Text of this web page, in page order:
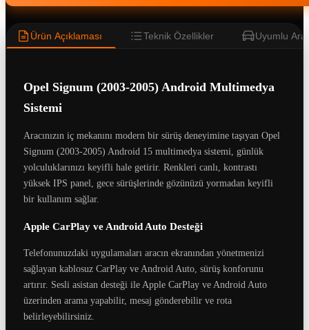
Ürün Açıklaması Teknik Özellikler Uyumlu
Opel Signum (2003-2005) Android Multimedya
Sistemi
Aracınızın iç mekanını modern bir sürüş deneyimine taşıyan Opel
Signum (2003-2005) Android 15 multimedya sistemi, günlük
yolculuklarınızı keyifli hale getirir. Renkleri canlı, kontrastı
yüksek IPS panel, gece sürüşlerinde gözünüzü yormadan keyifli
bir kullanım sağlar.
Apple CarPlay ve Android Auto Desteği
Telefonunuzdaki uygulamaları aracın ekranından yönetmenizi
sağlayan kablosuz CarPlay ve Android Auto, sürüş konforunu
artırır. Sesli asistan desteği ile Apple CarPlay ve Android Auto
üzerinden arama yapabilir, mesaj gönderebilir ve rota
belirleyebilirsiniz.